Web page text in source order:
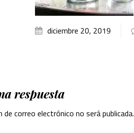
diciembre 20, 2019
respuesta
de correo electrónico no será publicada.